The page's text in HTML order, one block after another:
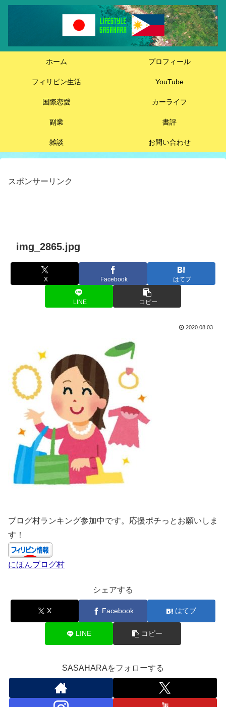
ホーム プロフィール
フィリピン生活 YouTube
国際恋愛 カーライフ
副業 書評
雑談 お問い合わせ
スポンサーリンク
img_2865.jpg
X Facebook はてブ
LINE コピー
2020.08.03
ブログ村ランキング参加中です。応援ポチっとお願いしま
す！
にほんブログ村
シェアする
X Facebook はてブ
LINE コピー
SASAHARAをフォローする